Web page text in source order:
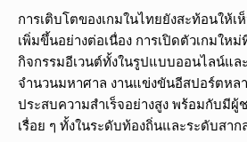
การเติบโตของเกมในไทยยังสะท้อนให้เ
เพิ่มขึ้นอย่างต่อเนื่อง การเปิดตัวเกมให
กิจกรรมอีเวนต์ทั้งในรูปแบบออนไลน์แ
จำนวนมหาศาล งานแข่งขันอีสปอร์ตหล
ประสบความสำเร็จอย่างสูง พร้อมกับมี
เรื่อย ๆ ทั้งในระดับท้องถิ่นและระดับสาก